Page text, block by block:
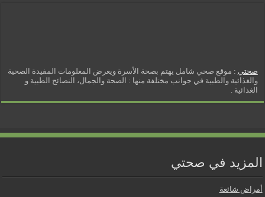
صحتي : موقع صحي شامل يهتم بصحة الأسرة ويعرض المعلومات المفيدة الصحية
والغذائية والطبية في جوانب مختلفة منها : الصحة والجمال، النصائح الطبية و
الغذائية .
المزيد في صحتي
أمراض شائعة